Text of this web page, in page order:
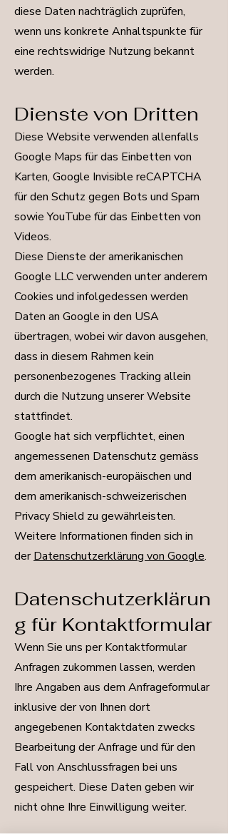
diese Daten nachträglich zuprüfen,
wenn uns konkrete Anhaltspunkte für
eine rechtswidrige Nutzung bekannt
werden.
Dienste von Dritten
Diese Website verwenden allenfalls
Google Maps für das Einbetten von
Karten, Google Invisible reCAPTCHA
für den Schutz gegen Bots und Spam
sowie YouTube für das Einbetten von
Videos.
Diese Dienste der amerikanischen
Google LLC verwenden unter anderem
Cookies und infolgedessen werden
Daten an Google in den USA
übertragen, wobei wir davon ausgehen,
dass in diesem Rahmen kein
personenbezogenes Tracking allein
durch die Nutzung unserer Website
stattfindet.
Google hat sich verpflichtet, einen
angemessenen Datenschutz gemäss
dem amerikanisch-europäischen und
dem amerikanisch-schweizerischen
Privacy Shield zu gewährleisten.
Weitere Informationen finden sich in
derDatenschutzerklärung von Google.
Datenschutzerklärun
g für Kontaktformular
Wenn Sie uns per Kontaktformular
Anfragen zukommen lassen, werden
Ihre Angaben aus dem Anfrageformular
inklusive der von Ihnen dort
angegebenen Kontaktdaten zwecks
Bearbeitung der Anfrage und für den
Fall von Anschlussfragen bei uns
gespeichert. Diese Daten geben wir
nicht ohne Ihre Einwilligung weiter.